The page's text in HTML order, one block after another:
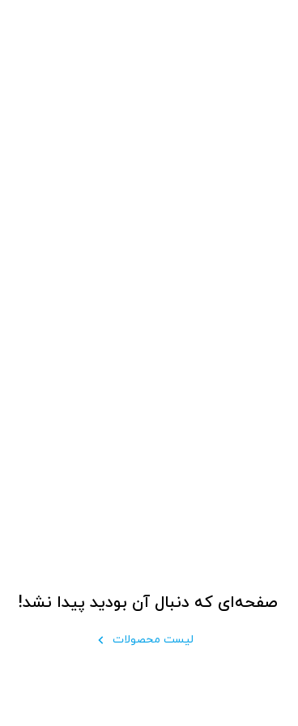
صفحه‌ای که دنبال آن بودید پیدا نشد!
لیست محصولات